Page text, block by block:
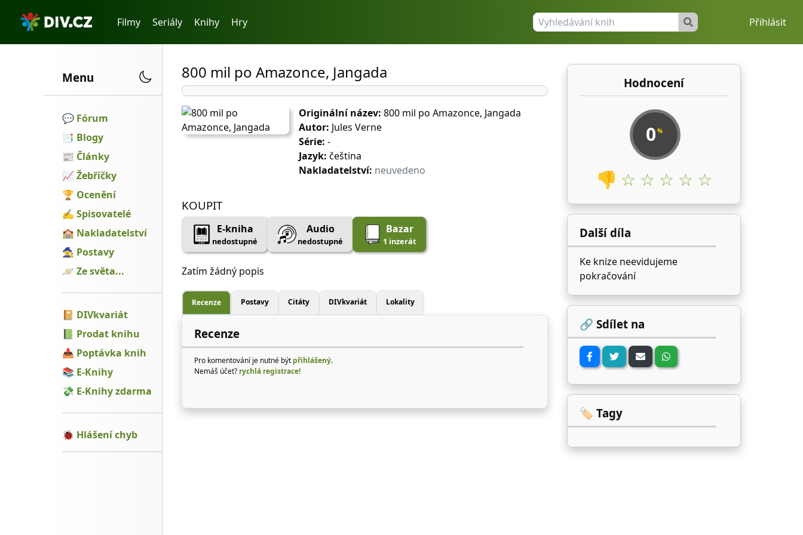
Filmy Seriály Knihy Hry Přihlásit
Menu
💬️ Fórum
📑 Blogy
📰 Články
📈 Žebříčky
🏆 Ocenění
✍ Spisovatelé
🏫 Nakladatelství
🧙 Postavy
🪐 Ze světa...
📔 DIVkvariát
📗 Prodat knihu
📥 Poptávka knih
📚 E-Knihy
💸 E-Knihy zdarma
🐞 Hlášení chyb
800 mil po Amazonce, Jangada
Originální název: 800 mil po Amazonce, Jangada
Autor: Jules Verne
Série: -
Jazyk: čeština
Nakladatelství: neuvedeno
KOUPIT
E-kniha
nedostupné
Audio
nedostupné
Bazar
1 inzerát
Zatím žádný popis
Recenze Postavy Citáty DIVkvariát Lokality
Recenze
Pro komentování je nutné být přihlášený.
Nemáš účet? rychlá registrace!
Hodnocení
0 %
👎 ☆ ☆ ☆ ☆ ☆
Další díla
Ke knize neevidujeme
pokračování
🔗 Sdílet na
🏷️ Tagy